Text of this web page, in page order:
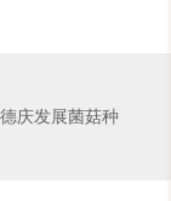
庆发展菌菇种